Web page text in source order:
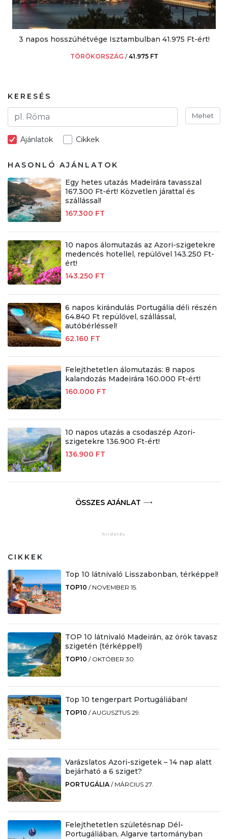
3 napos hosszúhétvége Isztambulban 41.975 Ft-ért!
TÖRÖKORSZÁG /41.975 FT
KERESÉS
Mehet
Ajánlatok Cikkek
HASONLÓ AJÁNLATOK
Egy hetes utazás Madeirára tavasszal
167.300 Ft-ért! Közvetlen járattal és
szállással!
167.300 FT
10 napos álomutazás az Azori-szigetekre
medencés hotellel, repülővel 143.250 Ft-
ért!
143.250 FT
6 napos kirándulás Portugália déli részén
64.840 Ft repülővel, szállással,
autóbérléssel!
62.160 FT
Felejthetetlen álomutazás: 8 napos
kalandozás Madeirára 160.000 Ft-ért!
160.000 FT
10 napos utazás a csodaszép Azori-
szigetekre 136.900 Ft-ért!
136.900 FT
ÖSSZES AJÁNLAT
CIKKEK
Top 10 látnivaló Lisszabonban, térképpel!
TOP10 / NOVEMBER 15.
TOP 10 látnivaló Madeirán, az örök tavasz
szigetén (térképpel!)
TOP10 / OKTÓBER 30.
Top 10 tengerpart Portugáliában!
TOP10 /AUGUSZTUS 29.
Varázslatos Azori-szigetek – 14 nap alatt
bejárható a 6 sziget?
PORTUGÁLIA / MÁRCIUS 27.
Felejthetetlen születésnap Dél-
Portugáliában, Algarve tartományban